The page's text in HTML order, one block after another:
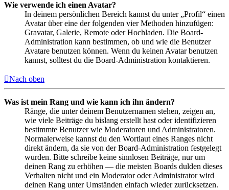
Wie verwende ich einen Avatar?
In deinem persönlichen Bereich kannst du unter „Profil“ einen
Avatar über eine der folgenden vier Methoden hinzufügen:
Gravatar, Galerie, Remote oder Hochladen. Die Board-
Administration kann bestimmen, ob und wie die Benutzer
Avatare benutzen können. Wenn du keinen Avatar benutzen
kannst, solltest du die Board-Administration kontaktieren.
Nach oben
Was ist mein Rang und wie kann ich ihn ändern?
Ränge, die unter deinem Benutzernamen stehen, zeigen an,
wie viele Beiträge du bislang erstellt hast oder identifizieren
bestimmte Benutzer wie Moderatoren und Administratoren.
Normalerweise kannst du den Wortlaut eines Ranges nicht
direkt ändern, da sie von der Board-Administration festgelegt
wurden. Bitte schreibe keine sinnlosen Beiträge, nur um
deinen Rang zu erhöhen — die meisten Boards dulden dieses
Verhalten nicht und ein Moderator oder Administrator wird
deinen Rang unter Umständen einfach wieder zurücksetzen.